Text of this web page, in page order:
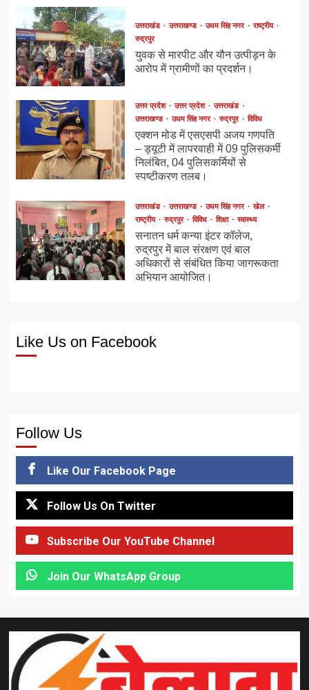
उत्तराखंड उत्तराखण्ड उधम सिंह नगर
राष्ट्रीय
रुद्रपुर
युवक से मारपीट और यौन उत्पीड़न के
आरोप में ग्रामीणों का प्रदर्शन।
उत्तर प्रदेश उत्तर प्रदेश
उत्तराखंड
उत्तराखण्ड
उधम सिंह नगर रुद्रपुर विविध
एक्शन मोड में एसएसपी अजय गणपति
– ड्यूटी में लापरवाही में 09 पुलिसकर्मी
निलंबित, 04 पुलिसकर्मियों से
स्पष्टीकरण तलब।
उत्तराखंड उत्तराखण्ड उधम सिंह नगर
खेल
राष्ट्रीय
रुद्रपुर विविध शिक्षा स्वास्थ्य
सनातन धर्म कन्या इंटर कॉलेज,
रुद्रपुर में बाल संरक्षण एवं बाल
अधिकारों से संबंधित किया जागरूकता
अभियान आयोजित।
Like Us on Facebook
Follow Us
Like Our Facebook Page
Follow Us On Twitter
Subscribe Our YouTube Channel
Join Our WhatsApp Group